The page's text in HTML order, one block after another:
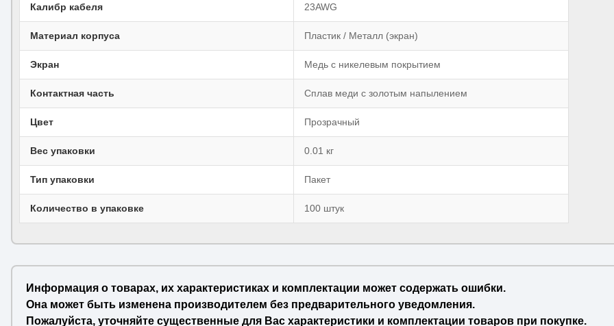
Калибр кабеля 23AWG
Материал корпуса Пластик / Металл (экран)
Экран Медь с никелевым покрытием
Контактная часть Сплав меди с золотым напылением
Цвет Прозрачный
Вес упаковки 0.01 кг
Тип упаковки Пакет
Количество в упаковке 100 штук
Информация о товарах, их характеристиках и комплектации может содержать ошибки.
Она может быть изменена производителем без предварительного уведомления.
Пожалуйста, уточняйте существенные для Вас характеристики и комплектации товаров при покупке.